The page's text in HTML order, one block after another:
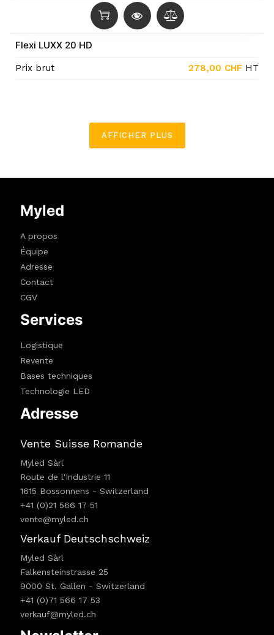
Flexi LUXX 20 HD
Prix brut 278,00 CHF HT
AFFICHER PLUS
Myled
A propos
Équipe
Adresse
Contact
CGV
Services
Logistique
Revente
Bases techniques
Technologie LED
Adresse
Vente Suisse Romande
Myled Sàrl
Route de l'Industrie 11
1615 Bossonnens - Switzerland
+41 (0)21 566 17 51
vente@myled.ch
Verkauf Deutschschweiz
Myled Sàrl
Falkensteinstrasse 25
9000 St. Gallen - Switzerland
+41 (0)71 566 17 53
verkauf@myled.ch